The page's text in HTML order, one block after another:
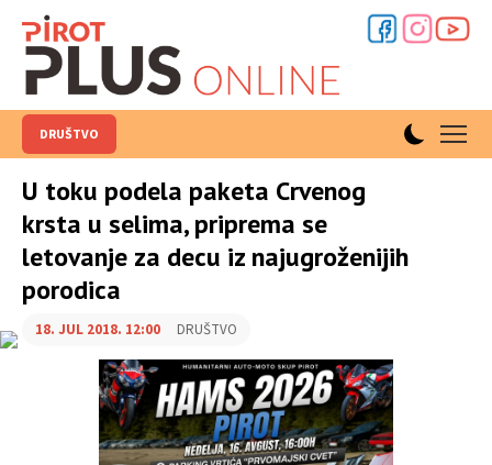
DRUŠTVO
U toku podela paketa Crvenog
krsta u selima, priprema se
letovanje za decu iz najugroženijih
porodica
18. JUL 2018. 12:00 DRUŠTVO